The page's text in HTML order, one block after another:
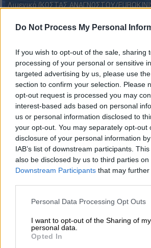
Do Not Process My Personal
If you wish to opt-out of the sale, sharing
processing of your personal or sensitive
targeted advertising by us, please use
section to confirm your selection. Please
opt-out request is processed you may
interest-based ads based on personal
us or personal information disclosed to
your opt-out. You may separately opt-out
disclosure of your personal information
IAB’s list of downstream participants.
also be disclosed by us to third parties on
Downstream Participants that may
Please note that this website/app uses
not limited to your visit or usage
grant or deny consent to Google and its
use your data for below specified
Personal Data Processing Opt Outs
I want to opt-out of the Sharing of my
personal data.
Opted In
Λιμενικό (ΚΩΣΤΑΣ ΑΝΑΓΝΩΣΤΟΥ/
Για τηβύθιση αλιευτικού
θαλάσσια περιοχή μεταξύ
Γερακίνηςτου Δήμου
ενημερώθηκε σήμερα (5/3) το
Λιμενική Αρχήτων Νέων
Κατόπιν, στελέχη του
στο σημείο με περιπολικό
ενημερώθηκε ο αρμόδιος
οριοθέτηση και σήμανση
ΔΙΑΒΑΣΤΕ ΕΠΙΣΗΣ